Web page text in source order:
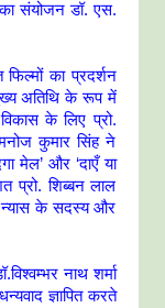
का संयोजन डॉ. एस.
का प्रदर्शन
अतिथि के रूप में
के लिए प्रो.
मनोज कुमार सिंह ने
मेल’ और ‘दाएँ या
प्रो. शिब्बन लाल
न्यास के सदस्य और
नाथ शर्मा
ज्ञापित करते